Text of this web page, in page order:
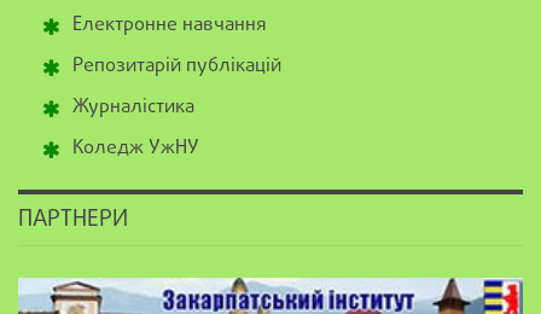
Електронне навчання
Репозитарій публікацій
Журналістика
Коледж УжНУ
ПАРТНЕРИ